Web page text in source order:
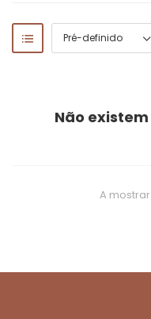
Não
A mostrar